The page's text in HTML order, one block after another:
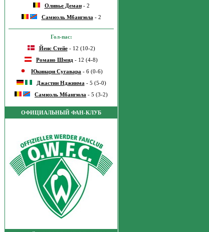
Оливье Деман- 2
Самюэль Мбангюла- 2
Гол-пас:
Йенс Стейе- 12 (10-2)
Романо Шмид - 12 (4-8)
Юкинари Сугавара - 6 (0-6)
Джастин Нджинма - 5 (5-0)
Самюэль Мбангюла - 5 (3-2)
ОФИЦИАЛЬНЫЙ ФАН-КЛУБ